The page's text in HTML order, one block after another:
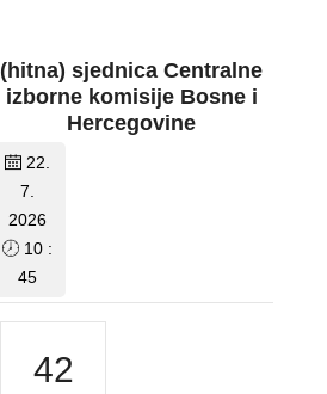
(hitna) sjednica Centralne
izborne komisije Bosne i
Hercegovine
22.
7.
2026
10 :
45
42